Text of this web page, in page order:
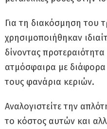
Για τη διακόσμηση του
χρησιμοποιήθηκαν
δίνοντας
ατμόσφαιρα με διάφορα
τους φανάρια κεριών.
Αναλογιστείτε την
το κόστος αυτών και